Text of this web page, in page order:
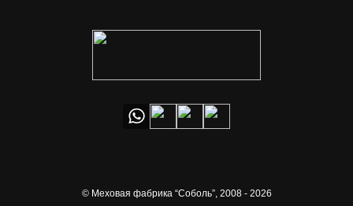
© Меховая фабрика “Соболь”,2008 - 2026